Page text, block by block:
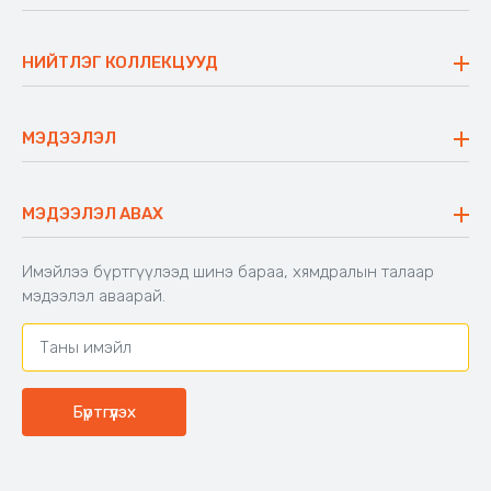
Үнэт зүйлс
Ажлын байр
Блог
НИЙТЛЭГ КОЛЛЕКЦУУД
Сүүдрэвч
Аяны ширээ
Аяны түшлэгтэй сандал
МЭДЭЭЛЭЛ
Буцаалтын журам
Захиалга шалгах
Хамтран ажиллах
Холбоо барих
МЭДЭЭЛЭЛ АВАХ
Имэйлээ бүртгүүлээд шинэ бараа, хямдралын талаар
мэдээлэл аваарай.
Бүртгүүлэх